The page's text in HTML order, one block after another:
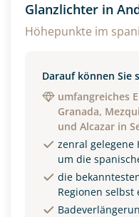
Glanzlichter in
Höhepunkte im
Darauf können Sie
umfangreiches
Granada,
und Alcazar in
zenral gelegene
um die
die
Regionen selbst